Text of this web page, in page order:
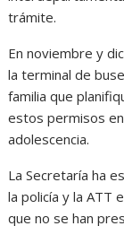
trámite.
En noviembre y
la terminal de
familia que
estos permisos
adolescencia.
La Secretaría ha
la policía y la ATT
que no se han